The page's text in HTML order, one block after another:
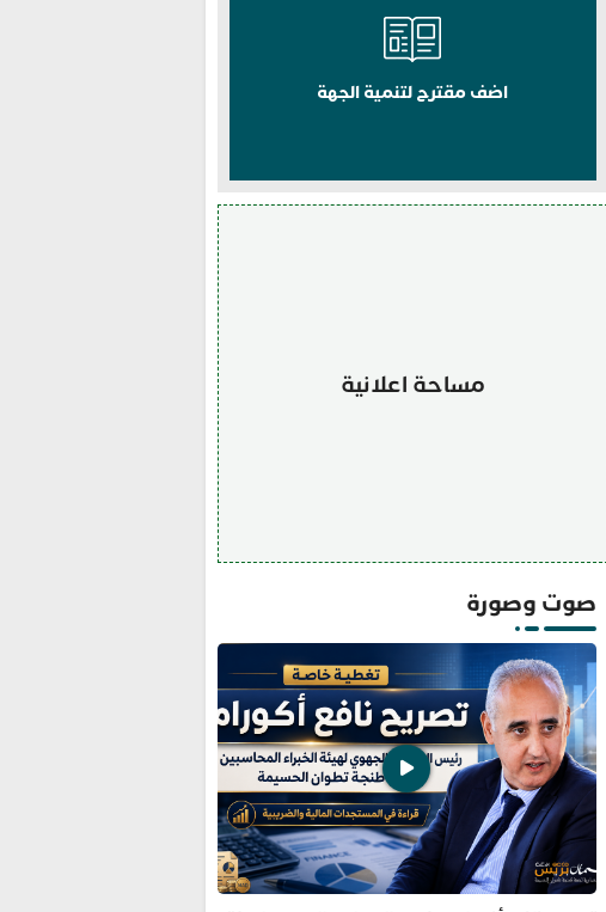
اضف مقترح لتنمية الجهة
مساحة اعلانية
صوت وصورة